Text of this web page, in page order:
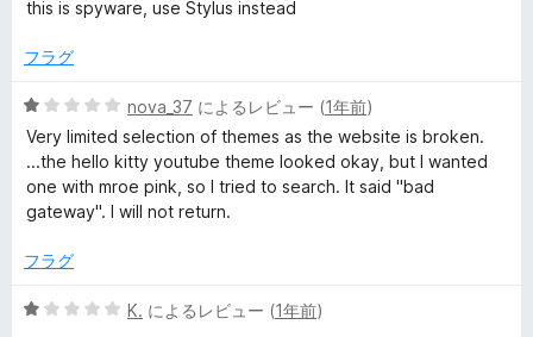
中
の
評
this is spyware, use Stylus instead
フラグ
5
段
中
1
評
nova_37 によるレビュー (1年前)
Very limited selection of themes as the website is broken.
...the hello kitty youtube theme looked okay, but I wanted
one with mroe pink, so I tried to search. It said "bad
gateway". I will not return.
フラグ
5
K. によるレビュー (1年前)